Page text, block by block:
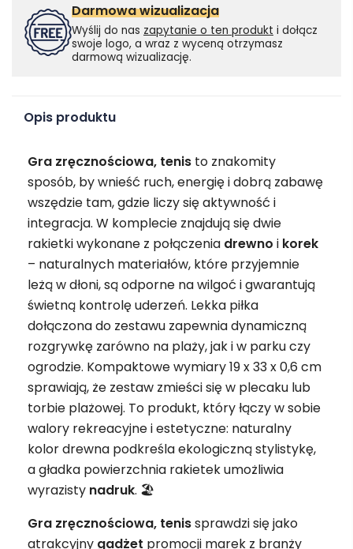
Darmowa wizualizacja
Wyślij do nas zapytanie o ten produkt i dołącz
swoje logo, a wraz z wyceną otrzymasz
darmową wizualizację.
Opis produktu
Gra zręcznościowa, tenis to znakomity
sposób, by wnieść ruch, energię i dobrą zabawę
wszędzie tam, gdzie liczy się aktywność i
integracja. W komplecie znajdują się dwie
rakietki wykonane z połączenia drewno i korek
– naturalnych materiałów, które przyjemnie
leżą w dłoni, są odporne na wilgoć i gwarantują
świetną kontrolę uderzeń. Lekka piłka
dołączona do zestawu zapewnia dynamiczną
rozgrywkę zarówno na plaży, jak i w parku czy
ogrodzie. Kompaktowe wymiary 19 x 33 x 0,6 cm
sprawiają, że zestaw zmieści się w plecaku lub
torbie plażowej. To produkt, który łączy w sobie
walory rekreacyjne i estetyczne: naturalny
kolor drewna podkreśla ekologiczną stylistykę,
a gładka powierzchnia rakietek umożliwia
wyrazisty nadruk. 🏖️
Gra zręcznościowa, tenissprawdzi się jako
atrakcyjny gadżet promocji marek z branży